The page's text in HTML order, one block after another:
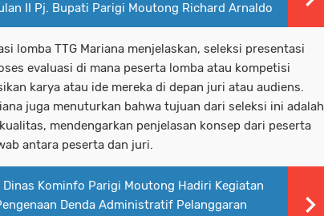
II Pj. Bupati Parigi Moutong Richard Arnaldo
lomba TTG Mariana menjelaskan, seleksi presentasi
evaluasi di mana peserta lomba atau kompetisi
karya atau ide mereka di depan juri atau audiens.
juga menuturkan bahwa tujuan dari seleksi ini adalah
mendengarkan penjelasan konsep dari peserta
antara peserta dan juri.
Dinas Kominfo Parigi Moutong Hadiri Kegiatan
Denda Administratif Pelanggaran